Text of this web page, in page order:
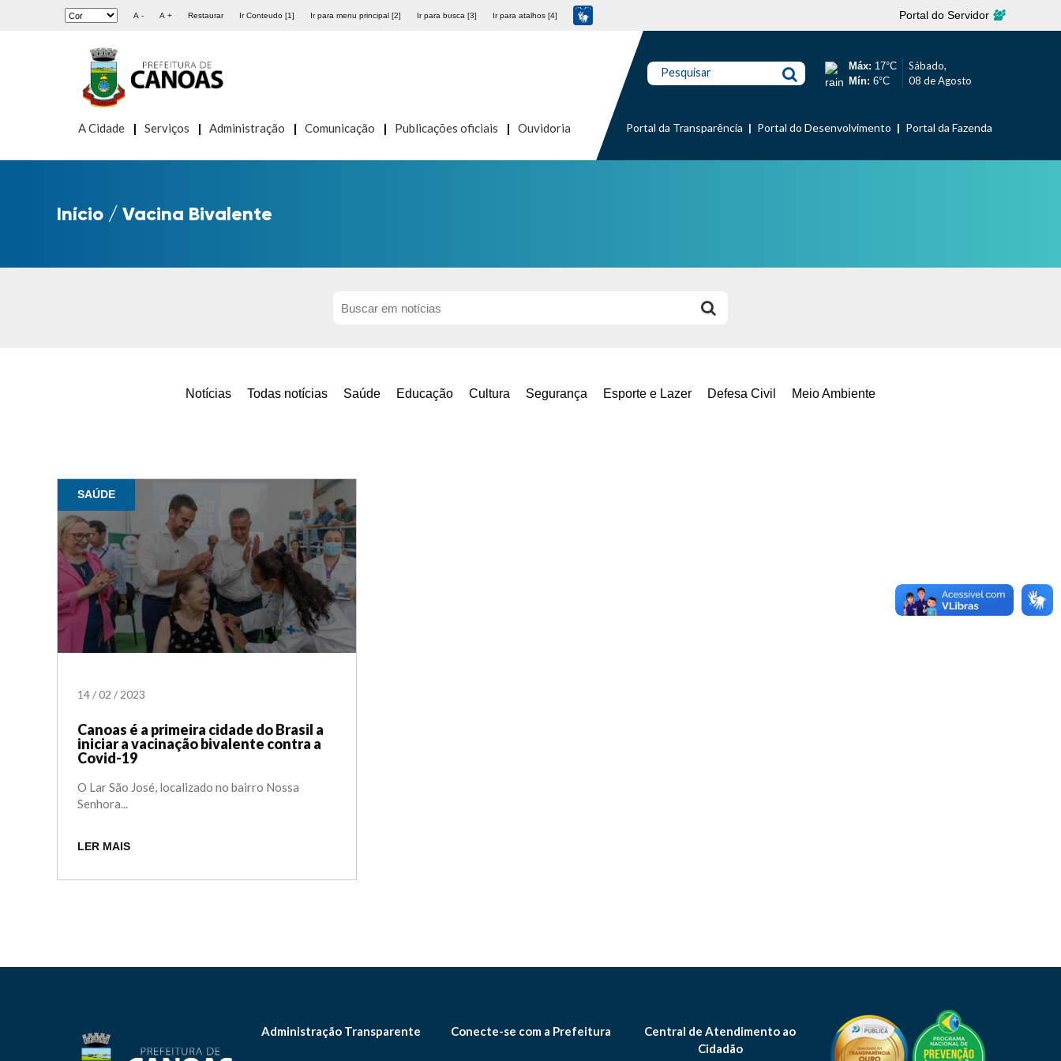
A - A + Restaurar Ir Conteudo [1] Ir para menu principal [2] Ir para busca [3] Ir para atalhos [4] Portal do Servidor
A Cidade Serviços Administração Comunicação Publicações oficiais Ouvidoria
Pesquisar Máx: 17°C
Mín: 6°C
Sábado,
08 de Agosto
Portal da Transparência Portal do Desenvolvimento Portal da Fazenda
Início / Vacina Bivalente
Notícias Todas notícias Saúde Educação Cultura Segurança Esporte e Lazer Defesa Civil Meio Ambiente
SAÚDE
14/02 /2023
Canoas é a primeira cidade do Brasil a
iniciar a vacinação bivalente contra a
Covid-19
O Lar São José, localizado no bairro Nossa
Senhora...
LER MAIS
Administração Transparente Conecte-se com a Prefeitura
Central de Atendimento ao
Cidadão